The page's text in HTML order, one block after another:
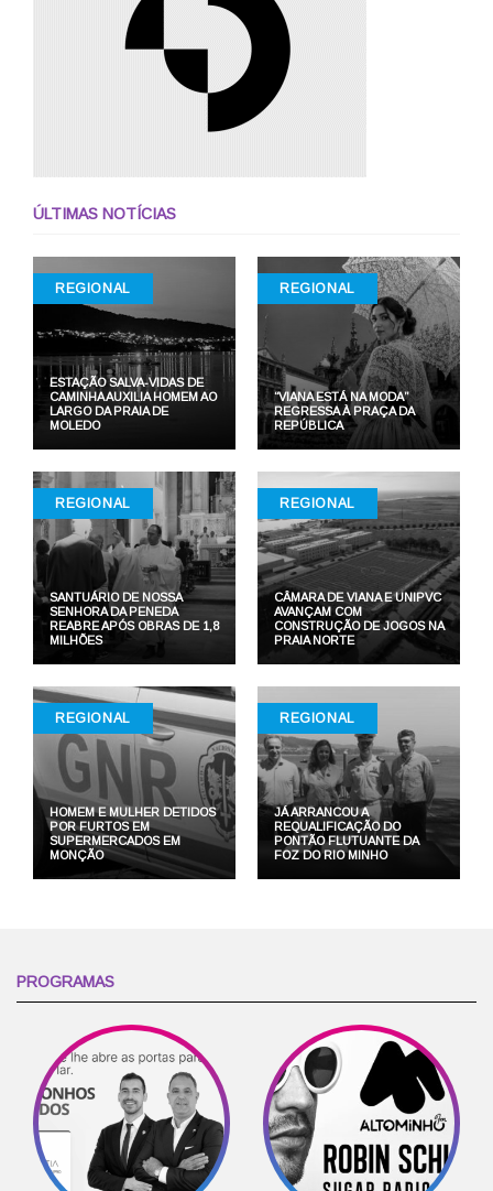
ÚLTIMAS NOTÍCIAS
REGIONAL
ESTAÇÃO SALVA-VIDAS DE
CAMINHA AUXILIA HOMEM AO
LARGO DA PRAIA DE
MOLEDO
REGIONAL
“VIANA ESTÁ NA MODA”
REGRESSA À PRAÇA DA
REPÚBLICA
REGIONAL
SANTUÁRIO DE NOSSA
SENHORA DA PENEDA
REABRE APÓS OBRAS DE 1,8
MILHÕES
REGIONAL
CÂMARA DE VIANA E UNIPVC
AVANÇAM COM
CONSTRUÇÃO DE JOGOS NA
PRAIA NORTE
REGIONAL
HOMEM E MULHER DETIDOS
POR FURTOS EM
SUPERMERCADOS EM
MONÇÃO
REGIONAL
JÁ ARRANCOU A
REQUALIFICAÇÃO DO
PONTÃO FLUTUANTE DA
FOZ DO RIO MINHO
PROGRAMAS